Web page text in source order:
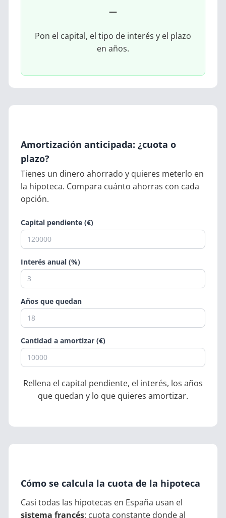
—
Pon el capital, el tipo de interés y el plazo
en años.
Amortización anticipada: ¿cuota o
plazo?
Tienes un dinero ahorrado y quieres meterlo en
la hipoteca. Compara cuánto ahorras con cada
opción.
Capital pendiente (€)
Interés anual (%)
Años que quedan
Cantidad a amortizar (€)
Rellena el capital pendiente, el interés, los años
que quedan y lo que quieres amortizar.
Cómo se calcula la cuota de la hipoteca
Casi todas las hipotecas en España usan el
sistema francés: cuota constante donde al